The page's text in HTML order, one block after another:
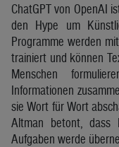
ChatGPT von OpenAI
den Hype um
Programme werden
trainiert und können
Menschen
Informationen
sie Wort für Wort
Altman betont, dass
Aufgaben werde